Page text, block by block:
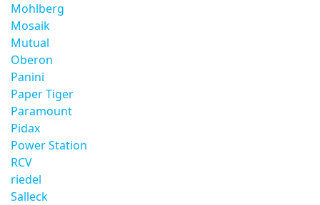
Mohlberg
Mosaik
Mutual
Oberon
Panini
Paper Tiger
Paramount
Pidax
Power Station
RCV
riedel
Salleck